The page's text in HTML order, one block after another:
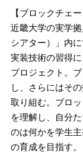
【ブロックチェ
近畿大学の実学
シアター）」内
実装技術の習得
プロジェクト。
し、さらにはそ
取り組む。ブロ
を理解し、自分
のは何かを学生
の育成を目指す。